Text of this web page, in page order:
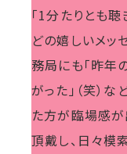
「1分たりとも
どの嬉しいメッ
務局にも「昨年
がった」（笑）
た方が臨場感が
頂戴し、日々模